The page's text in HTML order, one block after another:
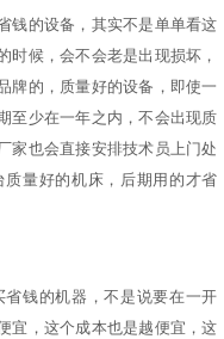
钱的设备，其实不是单单看这
时候，会不会老是出现损坏，
牌的，质量好的设备，即使一
至少在一年之内，不会出现质
家也会直接安排技术员上门处
量好的机床，后期用的才省
省钱的机器，不是说要在一开
宜，这个成本也是越便宜，这